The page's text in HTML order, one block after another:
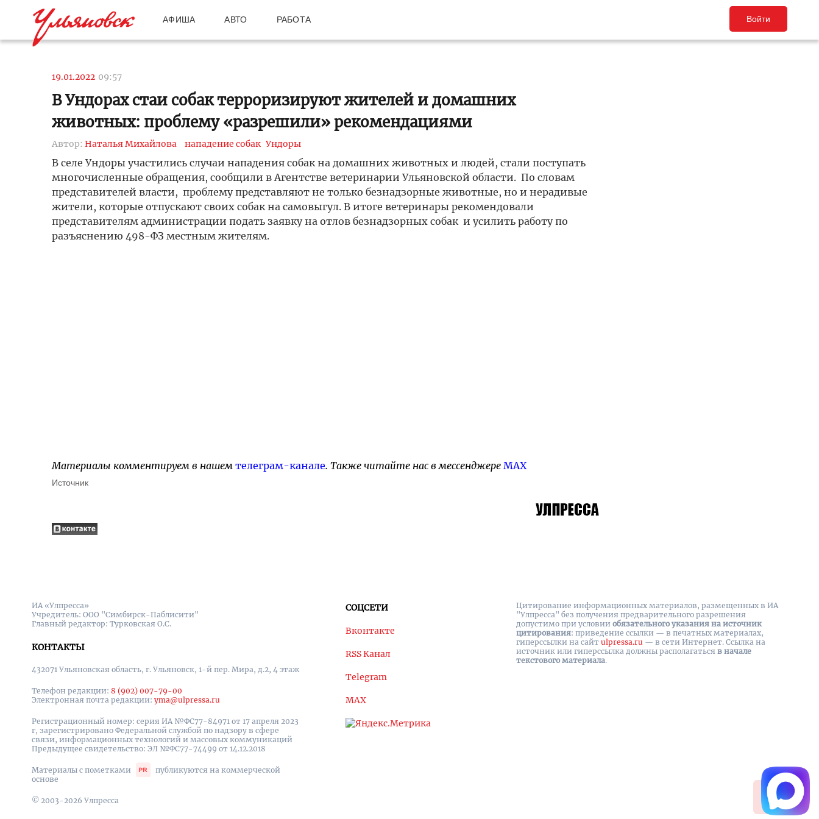
АФИША АВТО РАБОТА Войти
19.01.2022 09:57
В Ундорах стаи собак терроризируют жителей и домашних
животных: проблему «разрешили» рекомендациями
Автор: Наталья Михайлова нападение собак Ундоры
В селе Ундоры участились случаи нападения собак на домашних животных и людей, стали поступать
многочисленные обращения, сообщили в Агентстве ветеринарии Ульяновской области. По словам
представителей власти, проблему представляют не только безнадзорные животные, но и нерадивые
жители, которые отпускают своих собак на самовыгул. В итоге ветеринары рекомендовали
представителям администрации подать заявку на отлов безнадзорных собак и усилить работу по
разъяснению 498-ФЗ местным жителям.
Материалы комментируем в нашем телеграм-канале. Также читайте нас в мессенджере MAX
Источник
ИА «Улпресса»
Учредитель: ООО "Симбирск-Паблисити"
Главный редактор: Турковская О.С.
КОНТАКТЫ
432071 Ульяновская область, г. Ульяновск, 1-й пер. Мира, д.2, 4 этаж
Телефон редакции: 8 (902) 007-79-00
Электронная почта редакции: yma@ulpressa.ru
Регистрационный номер: серия ИА №ФС77-84971 от 17 апреля 2023
г, зарегистрировано Федеральной службой по надзору в сфере
связи, информационных технологий и массовых коммуникаций
Предыдущее свидетельство: ЭЛ №ФС77-74499 от 14.12.2018
Материалы с пометками
публикуются на коммерческой
основе
© 2003-2026 Улпресса
СОЦСЕТИ
Вконтакте
RSS Канал
Telegram
MAX
Цитирование информационных материалов, размещенных в ИА
"Улпресса" без получения предварительного разрешения
допустимо при условии обязательного указания на источник
цитирования: приведение ссылки — в печатных материалах,
гиперссылки на cайт ulpressa.ru — в сети Интернет. Ссылка на
источник или гиперссылка должны располагаться в начале
текстового материала.